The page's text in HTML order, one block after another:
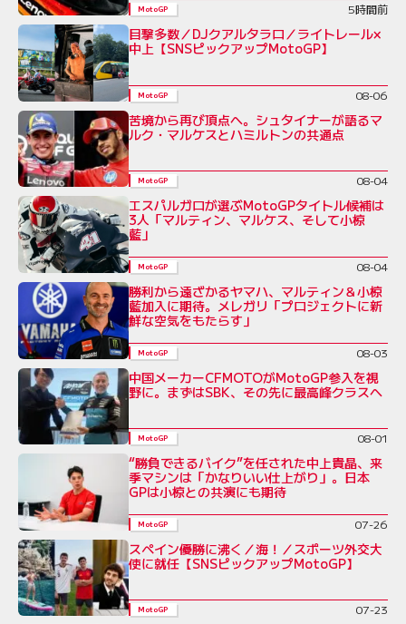
MotoGP 5時間前
目撃多数／DJクアルタラロ／ライトレール×
中上【SNSピックアップMotoGP】
MotoGP 08-06
苦境から再び頂点へ。シュタイナーが語るマ
ルク・マルケスとハミルトンの共通点
MotoGP 08-04
エスパルガロが選ぶMotoGPタイトル候補は
3人「マルティン、マルケス、そして小椋
藍」
MotoGP 08-04
勝利から遠ざかるヤマハ、マルティン＆小椋
藍加入に期待。メレガリ「プロジェクトに新
鮮な空気をもたらす」
MotoGP 08-03
中国メーカーCFMOTOがMotoGP参入を視
野に。まずはSBK、その先に最高峰クラスへ
MotoGP 08-01
“勝負できるバイク”を任された中上貴晶、来
季マシンは「かなりいい仕上がり」。日本
GPは小椋との共演にも期待
MotoGP 07-26
スペイン優勝に沸く／海！／スポーツ外交大
使に就任【SNSピックアップMotoGP】
MotoGP 07-23